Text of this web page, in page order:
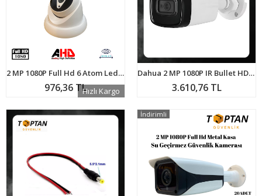
2 MP 1080P Full Hd 6 Atom Led Ahd Geniş Açı Dome Güvenlik Kamerası ARNA-2206
976,36 TLHızlı Kargo
Dahua 2 MP 1080P IR Bullet HDCVI Sesli Kamera 80 Mt. HAC-HFW1200TLP-A-0360B-S4
3.610,76 TL
İndirimli